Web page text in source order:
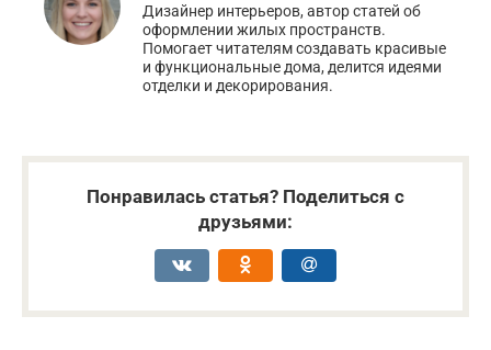
Дизайнер интерьеров, автор статей об
оформлении жилых пространств.
Помогает читателям создавать красивые
и функциональные дома, делится идеями
отделки и декорирования.
Понравилась статья? Поделиться с
друзьями: